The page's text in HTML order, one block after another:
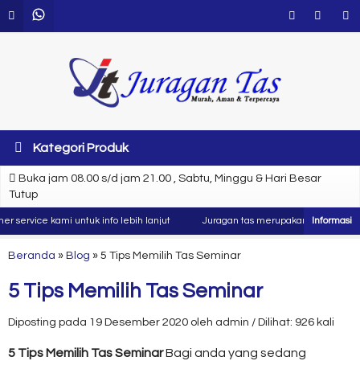
Kategori Produk
Buka jam 08.00 s/d jam 21.00 , Sabtu, Minggu & Hari Besar
Tutup
kami untuk info lebih lanjut Juragan tas merupakan produsen
Beranda » Blog » 5 Tips Memilih Tas Seminar
5 Tips Memilih Tas Seminar
Diposting pada 19 Desember 2020 oleh admin / Dilihat: 926 kali
5 Tips Memilih Tas SeminarBagi anda yang sedang